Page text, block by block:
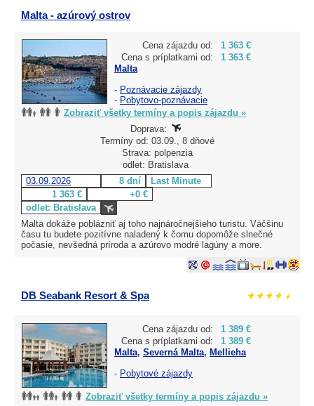
Malta - azúrový ostrov
Cena zájazdu od:
1 363 €
Cena s príplatkami od:
1 363 €
Malta
- Poznávacie zájazdy
- Pobytovo-poznávacie
Zobraziť všetky termíny a popis zájazdu »
Doprava:
Termíny od: 03.09., 8 dňové
Strava: polpenzia
odlet: Bratislava
03.09.2026
8 dní
Last Minute
1 363 €
+0 €
odlet: Bratislava
Malta dokáže poblázniť aj toho najnáročnejšieho turistu. Väčšinu
času tu budete pozitívne naladený k čomu dopomôže slnečné
počasie, nevšedná príroda a azúrovo modré lagúny a more.
DB Seabank Resort & Spa
Cena zájazdu od:
1 389 €
Cena s príplatkami od:
1 389 €
Malta, Severná Malta, Mellieha
- Pobytové zájazdy
Zobraziť všetky termíny a popis zájazdu »